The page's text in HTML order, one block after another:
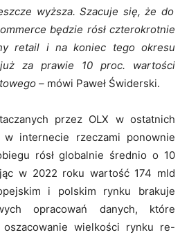
wyższa. Szacuje się, że do
będzie rósł czterokrotnie
retail i na koniec tego okresu
za prawie 10 proc. wartości
– mówi Paweł Świderski.
przez OLX w ostatnich
internecie rzeczami ponownie
rósł globalnie średnio o 10
w 2022 roku wartość 174 mld
i polskim rynku brakuje
opracowań danych, które
oszacowanie wielkości rynku re-